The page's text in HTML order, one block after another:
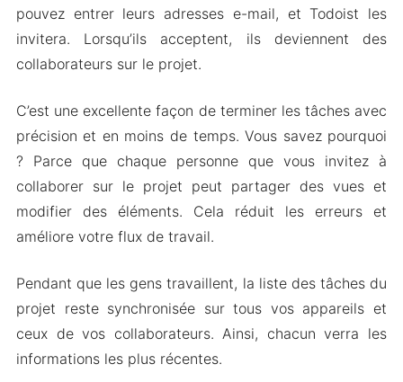
pouvez entrer leurs adresses e-mail, et Todoist les
invitera. Lorsqu’ils acceptent, ils deviennent des
collaborateurs sur le projet.
C’est une excellente façon de terminer les tâches avec
précision et en moins de temps. Vous savez pourquoi
? Parce que chaque personne que vous invitez à
collaborer sur le projet peut partager des vues et
modifier des éléments. Cela réduit les erreurs et
améliore votre flux de travail.
Pendant que les gens travaillent, la liste des tâches du
projet reste synchronisée sur tous vos appareils et
ceux de vos collaborateurs. Ainsi, chacun verra les
informations les plus récentes.